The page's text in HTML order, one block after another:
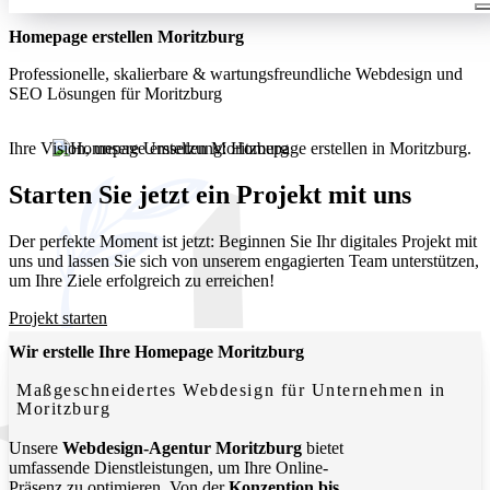
Homepage erstellen Moritzburg
Professionelle, skalierbare & wartungsfreundliche Webdesign und
SEO Lösungen für Moritzburg
Ihre Vision, unsere Umsetzung: Homepage erstellen in Moritzburg.
Unternehmen lokal und digital sichtbar machen.
Starten Sie jetzt ein Projekt mit uns
Der perfekte Moment ist jetzt: Beginnen Sie Ihr digitales Projekt mit
uns und lassen Sie sich von unserem engagierten Team unterstützen,
um Ihre Ziele erfolgreich zu erreichen!
Projekt starten
Wir erstelle Ihre Homepage Moritzburg
Maßgeschneidertes Webdesign für Unternehmen in
Moritzburg
Unsere Webdesign-Agentur Moritzburg bietet
umfassende Dienstleistungen, um Ihre Online-